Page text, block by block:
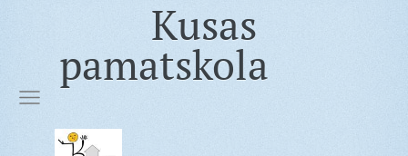
Kusas
pamatskola